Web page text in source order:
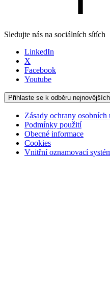
Sledujte nás na sociálních sítích
LinkedIn
X
Facebook
Youtube
Přihlaste se k odběru
Zásady ochrany osobních
Podmínky použití
Obecné informace
Cookies
Vnitřní oznamovací